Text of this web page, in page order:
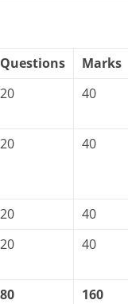
Questions Marks
20
40
20 40
20
40
20 40
80 160